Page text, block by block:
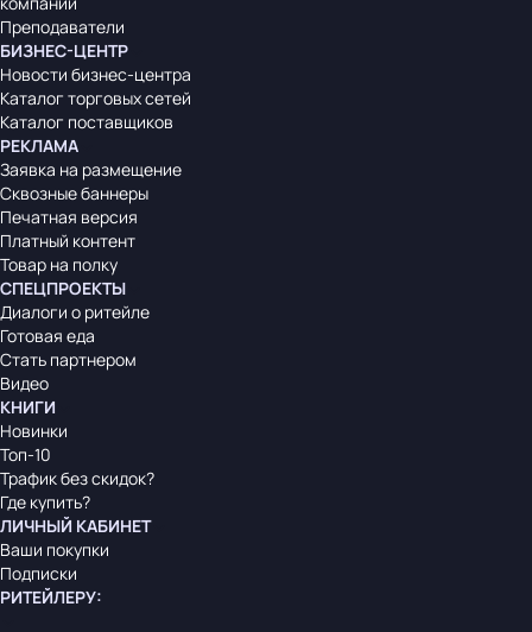
Преподаватели
БИЗНЕС-ЦЕНТР
Новости бизнес-центра
Каталог торговых сетей
Каталог поставщиков
РЕКЛАМА
Заявка на размещение
Сквозные баннеры
Печатная версия
Платный контент
Товар на полку
СПЕЦПРОЕКТЫ
Диалоги о ритейле
Готовая еда
Стать партнером
Видео
КНИГИ
Новинки
Топ-10
Трафик без скидок?
Где купить?
ЛИЧНЫЙ КАБИНЕТ
Ваши покупки
Подписки
РИТЕЙЛЕРУ: